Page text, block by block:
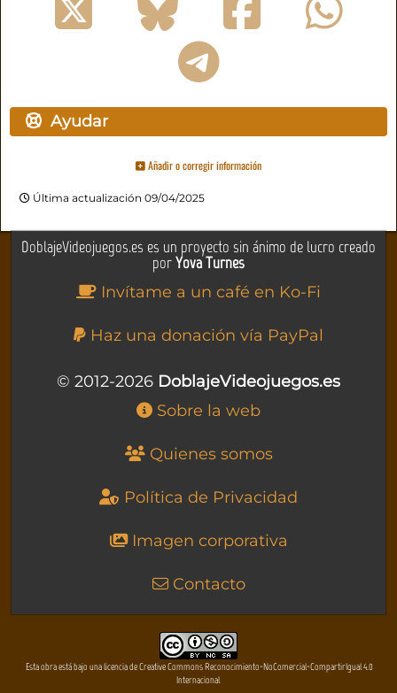
Ayudar
Añadir o corregir información
Última actualización 09/04/2025
DoblajeVideojuegos.es es un proyecto sin ánimo de lucro creado
porYova Turnes
Invítame a un café en Ko-Fi
Haz una donación vía PayPal
© 2012-2026 DoblajeVideojuegos.es
Sobre la web
Quienes somos
Política de Privacidad
Imagen corporativa
Contacto
Esta obra está bajo una licencia de Creative Commons Reconocimiento-NoComercial-CompartirIgual 4.0
Internacional